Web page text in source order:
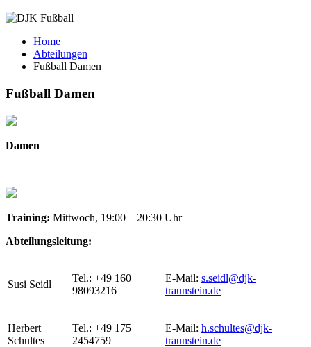
Home
Abteilungen
Fußball Damen
Fußball Damen
Damen
Training: Mittwoch, 19:00 – 20:30 Uhr
Abteilungsleitung:
Susi Seidl
Tel.: +49 160
98093216
E-Mail: s.seidl@djk-
traunstein.de
Herbert
Schultes
Tel.: +49 175
2454759
E-Mail: h.schultes@djk-
traunstein.de